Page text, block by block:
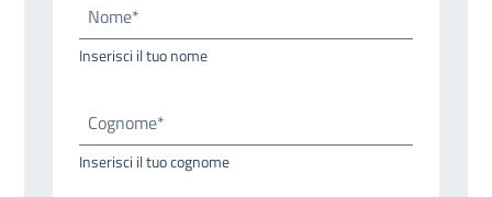
Nome*
Inserisci il tuo nome
Cognome*
Inserisci il tuo cognome